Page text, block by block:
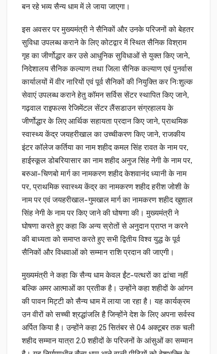
बन रहे भव्य सैन्य धाम में ले जाया जाएगा।
इस अवसर पर मुख्यमंत्री ने सैनिकों और उनके परिजनों को बेहतर
सुविधा उपलब्ध कराने के लिए कोटद्वार में स्थित सैनिक विश्राम
गृह का जीर्णोद्धार कर उसे आधुनिक सुविधाओं से युक्त किए जाने,
निदेशालय सैनिक कल्याण तथा जिला सैनिक कल्याण एवं पुनर्वास
कार्यालयों में वीर नारियों एवं पूर्व सैनिकों की नियुक्ति कर निःशुल्क
सेवाएं उपलब्ध कराने हेतु कॉमन सर्विस सेंटर स्थापित किए जाने,
गढ़वाल राइफल्स रेजिमेंटल सेंटर लैंसडाउन संग्रहालय के
जीर्णोद्धार के लिए आर्थिक सहायता प्रदान किए जाने, प्राथमिक
स्वास्थ्य केंद्र जयहरीखाल का उच्चीकरण किए जाने, राजकीय
इंटर कॉलेज कर्तिया का नाम शहीद कमल सिंह रावत के नाम पर,
हाईस्कूल डोबरियासार का नाम शहीद अनुज सिंह नेगी के नाम पर,
बरुआ-चिणबो मार्ग का नामकरण शहीद केशवानंद ध्यानी के नाम
पर, प्राथमिक स्वास्थ्य केंद्र का नामकरण शहीद हरीश जोशी के
नाम पर एवं जयहरीखाल-गुमखाल मार्ग का नामकरण शहीद खुशाल
सिंह नेगी के नाम पर किए जाने की घोषणा की। मुख्यमंत्री ने
घोषणा करते हुए कहा कि अन्य स्रोतों से अनुदान प्राप्त न करने
की बाध्यता को समाप्त करते हुए सभी द्वितीय विश्व युद्ध के पूर्व
सैनिकों और विधवाओं को सम्मान राशि प्रदान की जाएगी।
मुख्यमंत्री ने कहा कि सैन्य धाम केवल ईंट-पत्थरों का ढांचा नहीं
बल्कि अमर आत्माओं का प्रतीक है। उन्होंने कहा शहीदों के आंगन
की पावन मिट्टी को सैन्य धाम में लाया जा रहा है। यह कार्यक्रम
उन वीरों को सच्ची श्रद्धांजलि है जिन्होंने देश के लिए अपना सर्वस्व
अर्पित किया है। उन्होंने कहा 25 सितंबर से 04 अक्टूबर तक चली
शहीद सम्मान यात्रा 2.0 शहीदों के परिजनों के आंसुओं का सम्मान